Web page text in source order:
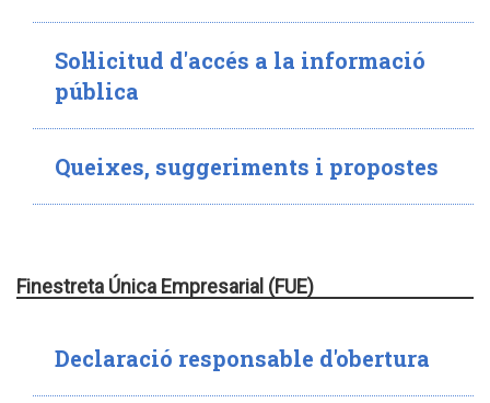
Sol·licitud d'accés a la informació
pública
Queixes, suggeriments i propostes
Finestreta Única Empresarial (FUE)
Declaració responsable d'obertura